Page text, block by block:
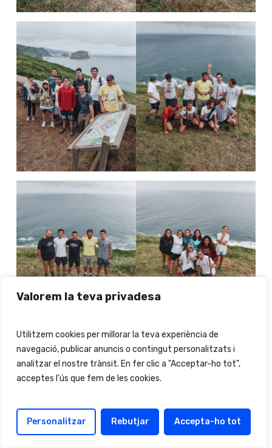
Valorem la teva privadesa
Utilitzem cookies per millorar la teva experiència de
navegació, publicar anuncis o contingut personalitzats i
analitzar el nostre trànsit. En fer clic a "Acceptar-ho tot",
acceptes l'ús que fem de les cookies.
Personalitzar Rebutjar Accepta-ho tot